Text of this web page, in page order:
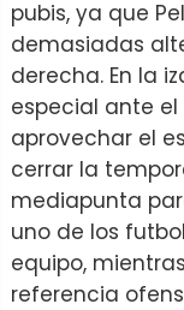
pubis, ya que
demasiadas
derecha. En la
especial ante
aprovechar el
cerrar la
mediapunta
uno de los
equipo,
referencia